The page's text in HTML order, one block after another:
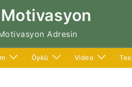
Adresin
Öykü Video